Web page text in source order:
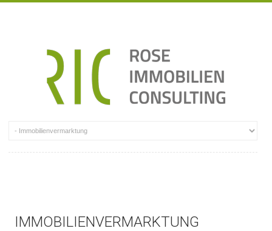
IMMOBILIENVERMARKTUNG